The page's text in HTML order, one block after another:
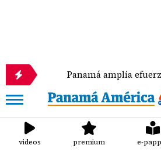
Panamá amplía efuerzos en
videos premium e-